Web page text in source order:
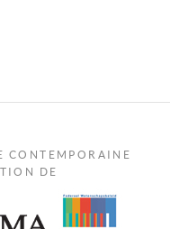
CONTEMPORAINE
DE